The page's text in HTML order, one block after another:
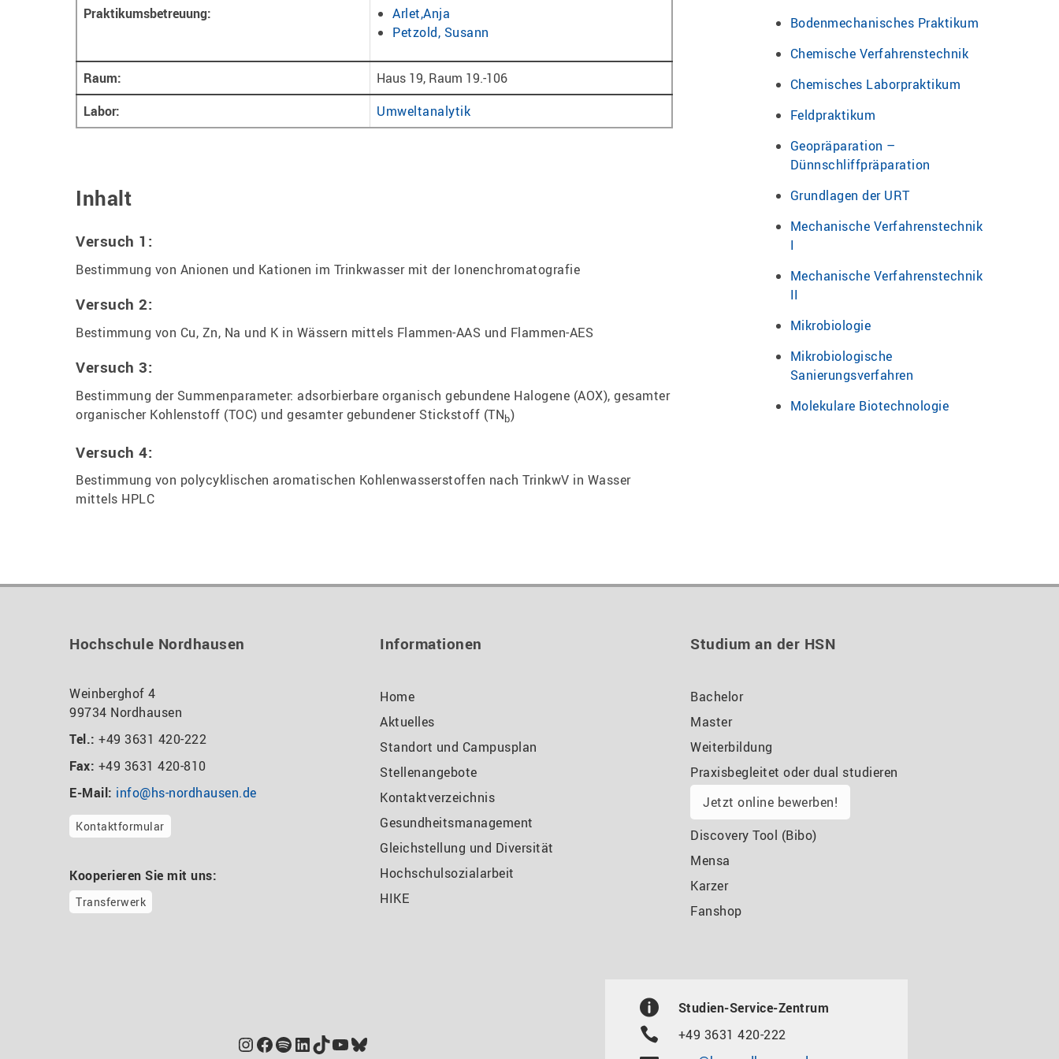
Praktikumsbetreuung:
Arlet,Anja
Petzold, Susann
Raum:
Haus 19, Raum 19.-106
Labor:
Umweltanalytik
Inhalt
Versuch 1:
Bestimmung von Anionen und Kationen im Trinkwasser mit der Ionenchromatografie
Versuch 2:
Bestimmung von Cu, Zn, Na und K in Wässern mittels Flammen-AAS und Flammen-AES
Versuch 3:
Bestimmung der Summenparameter: adsorbierbare organisch gebundene Halogene (AOX), gesamter
organischer Kohlenstoff (TOC) und gesamter gebundener Stickstoff (TNb)
Versuch 4:
Bestimmung von polycyklischen aromatischen Kohlenwasserstoffen nach TrinkwV in Wasser
mittels HPLC
Bodenmechanisches Praktikum
Chemische Verfahrenstechnik
Chemisches Laborpraktikum
Feldpraktikum
Geopräparation –
Dünnschliffpräparation
Grundlagen der URT
Mechanische Verfahrenstechnik
I
Mechanische Verfahrenstechnik
II
Mikrobiologie
Mikrobiologische
Sanierungsverfahren
Molekulare Biotechnologie
Hochschule Nordhausen
Weinberghof 4
99734 Nordhausen
Tel.: +49 3631 420-222
Fax: +49 3631 420-810
E-Mail: info@hs-nordhausen.de
Kontaktformular
Kooperieren Sie mit uns:
Transferwerk
Informationen
Home
Aktuelles
Standort und Campusplan
Stellenangebote
Kontaktverzeichnis
Gesundheitsmanagement
Gleichstellung und Diversität
Hochschulsozialarbeit
HIKE
Studium an der HSN
Bachelor
Master
Weiterbildung
Praxisbegleitet oder dual studieren
Jetzt online bewerben!
Discovery Tool (Bibo)
Mensa
Karzer
Fanshop
Instagram
Facebook
Spotify
LinkedIn
TikTok
YouTube
Bluesky
Studien-Service-Zentrum
+49 3631 420-222